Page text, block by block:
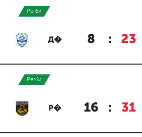
Регби
Д� 8 : 23
Регби
Р� 16 : 31